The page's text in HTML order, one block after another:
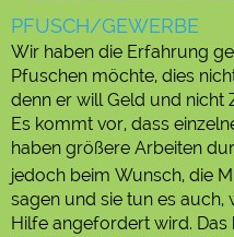
PFUSCH/GEWERBE
Wir haben die Erfahrung
Pfuschen möchte, dies
denn er will Geld und nicht
Es kommt vor, dass
haben größere Arbeiten
jedoch beim Wunsch, die
sagen und sie tun es auch,
Hilfe angefordert wird. Das